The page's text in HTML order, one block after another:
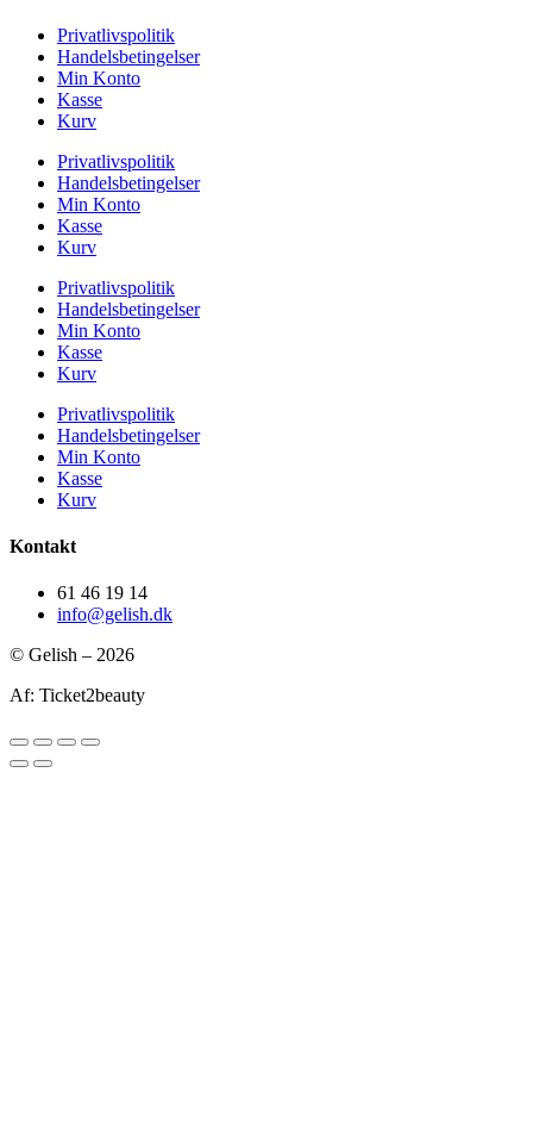
Privatlivspolitik
Handelsbetingelser
Min Konto
Kasse
Kurv
Privatlivspolitik
Handelsbetingelser
Min Konto
Kasse
Kurv
Privatlivspolitik
Handelsbetingelser
Min Konto
Kasse
Kurv
Privatlivspolitik
Handelsbetingelser
Min Konto
Kasse
Kurv
Kontakt
61 46 19 14
info@gelish.dk
© Gelish – 2026
Af: Ticket2beauty